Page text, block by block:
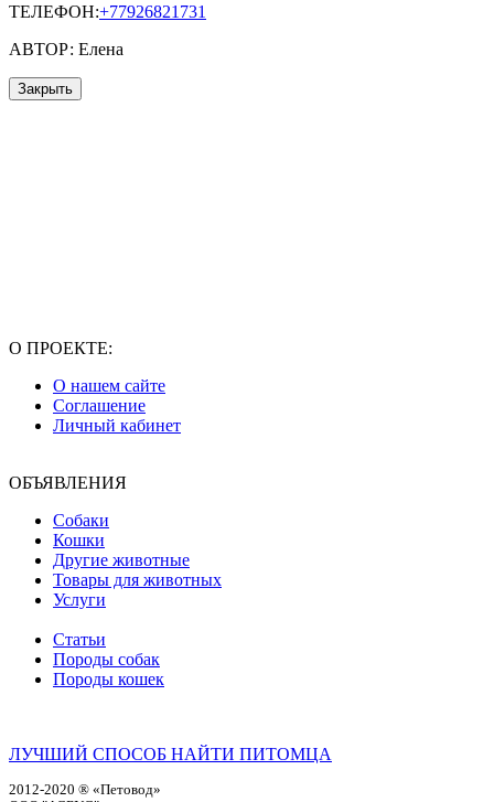
ТЕЛЕФОН:+77926821731
АВТОР: Елена
Закрыть
О ПРОЕКТЕ:
О нашем сайте
Соглашение
Личный кабинет
ОБЪЯВЛЕНИЯ
Собаки
Кошки
Другие животные
Товары для животных
Услуги
Статьи
Породы собак
Породы кошек
ЛУЧШИЙ СПОСОБ НАЙТИ ПИТОМЦА
2012-2020 ® «Петовод»